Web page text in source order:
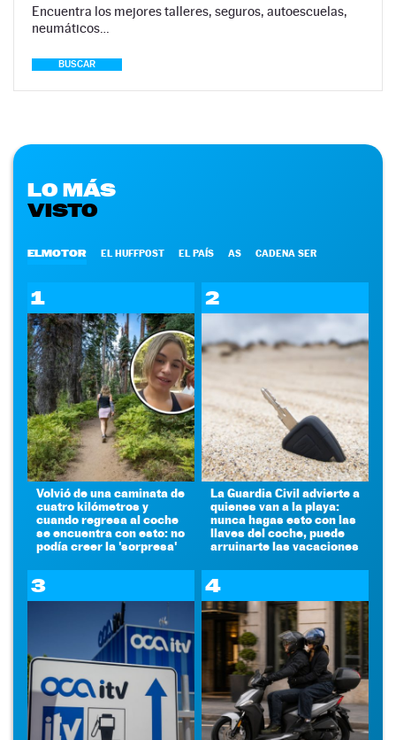
Encuentra los mejores talleres, seguros, autoescuelas,
neumáticos…
BUSCAR
LO MÁS
VISTO
ELMOTOR EL HUFFPOST EL PAÍS AS CADENA SER
1
Volvió de una caminata de
cuatro kilómetros y
cuando regresa al coche
se encuentra con esto: no
podía creer la 'sorpresa'
2
La Guardia Civil advierte a
quienes van a la playa:
nunca hagas esto con las
llaves del coche, puede
arruinarte las vacaciones
3 4